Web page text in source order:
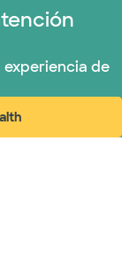
experiencia de
nueva)